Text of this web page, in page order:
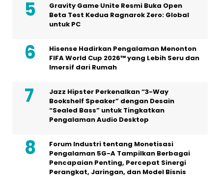
Gravity Game Unite Resmi Buka Open
Beta Test Kedua Ragnarok Zero: Global
untuk PC
Hisense Hadirkan Pengalaman Menonton
FIFA World Cup 2026™ yang Lebih Seru dan
Imersif dari Rumah
Jazz Hipster Perkenalkan “3-Way
Bookshelf Speaker” dengan Desain
“Sealed Bass” untuk Tingkatkan
Pengalaman Audio Desktop
Forum Industri tentang Monetisasi
Pengalaman 5G-A Tampilkan Berbagai
Pencapaian Penting, Percepat Sinergi
Perangkat, Jaringan, dan Model Bisnis